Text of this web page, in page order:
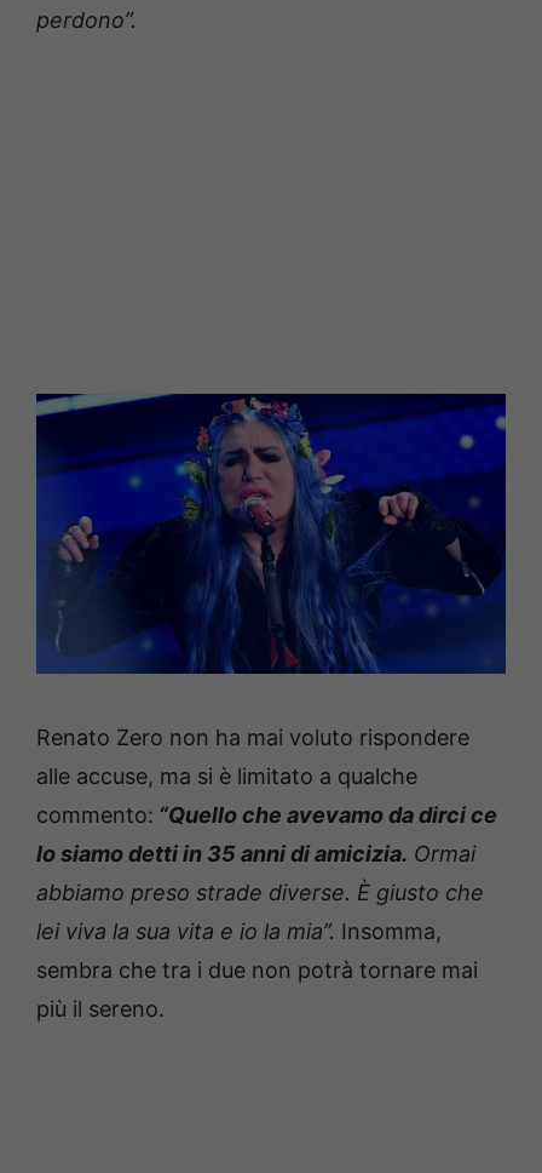
perdono”.
Renato Zero non ha mai voluto rispondere
alle accuse, ma si è limitato a qualche
commento: “Quello che avevamo da dirci ce
lo siamo detti in 35 anni di amicizia. Ormai
abbiamo preso strade diverse. È giusto che
lei viva la sua vita e io la mia”. Insomma,
sembra che tra i due non potrà tornare mai
più il sereno.